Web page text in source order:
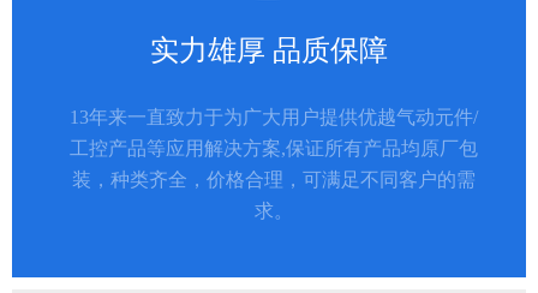
实力雄厚 品质保障
13年来一直致力于为广大用户提供优越气动元件/
工控产品等应用解决方案,保证所有产品均原厂包
装，种类齐全，价格合理，可满足不同客户的需
求。